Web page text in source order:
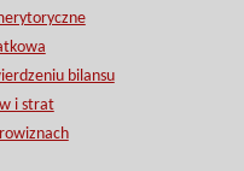
bilansu
i strat